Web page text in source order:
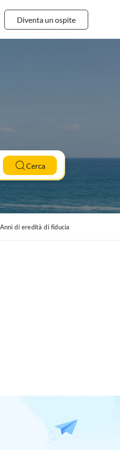
Diventa un ospite
Cerca
di eredità di fiducia